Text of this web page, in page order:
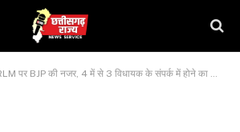
पर BJP की नजर, 4 में से 3 विधायक के संपर्क में होने का दावा